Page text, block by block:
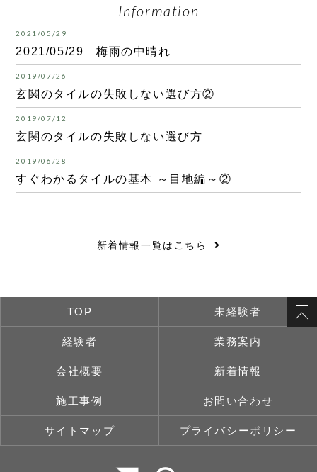
Information
2021/05/29
2021/05/29 梅雨の中晴れ
2019/07/26
玄関のタイルの失敗しない選び方②
2019/07/12
玄関のタイルの失敗しない選び方
2019/06/28
すぐわかるタイルの基本 ～目地編～②
新着情報一覧はこちら
TOP 未経験者
経験者 業務案内
会社概要 新着情報
施工事例 お問い合わせ
サイトマップ プライバシーポリシー